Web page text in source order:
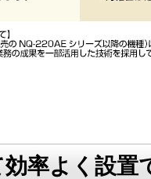
率よく設置